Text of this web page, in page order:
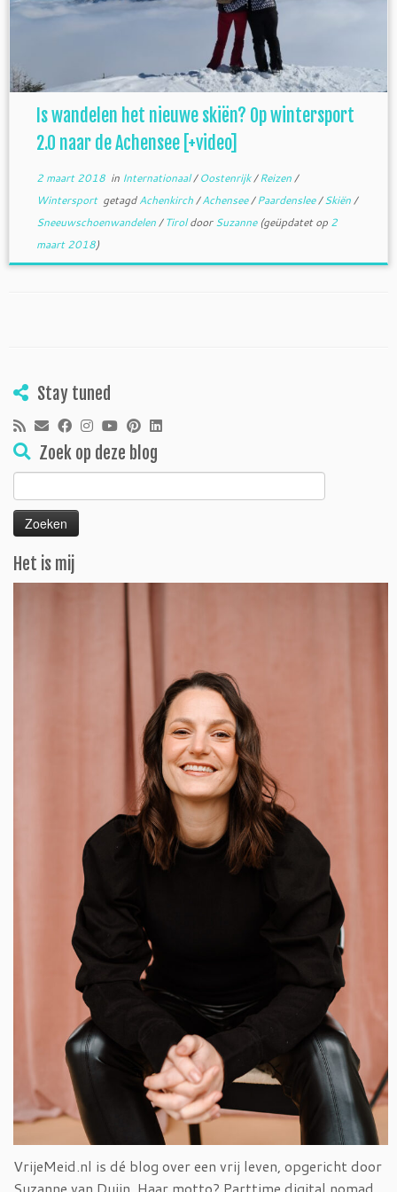
Is wandelen het nieuwe skiën? Op wintersport
2.0 naar de Achensee [+video]
2 maart 2018in Internationaal/Oostenrijk/Reizen/
Wintersport getagdAchenkirch/Achensee/Paardenslee/Skiën/
Sneeuwschoenwandelen/TiroldoorSuzanne(geüpdatet op 2
maart 2018)
Stay tuned
Zoek op deze blog
Zoeken
naar:
Het is mij
VrijeMeid.nl is dé blog over een vrij leven, opgericht door